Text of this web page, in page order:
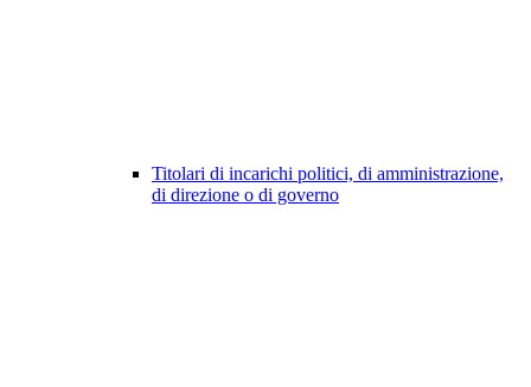
Titolari di incarichi politici, di amministrazione,
di direzione o di governo